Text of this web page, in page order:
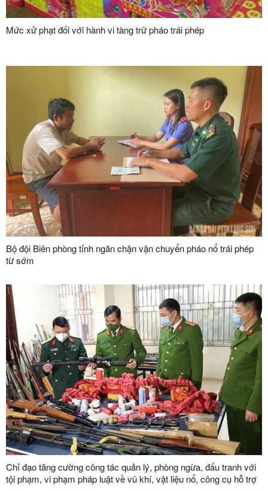
Mức xử phạt đối với hành vi tàng trữ pháo trái phép
Bộ đội Biên phòng tỉnh ngăn chặn vận chuyển pháo nổ trái phép
từ sớm
Chỉ đạo tăng cường công tác quản lý, phòng ngừa, đấu tranh với
tội phạm, vi phạm pháp luật về vũ khí, vật liệu nổ, công cụ hỗ trợ